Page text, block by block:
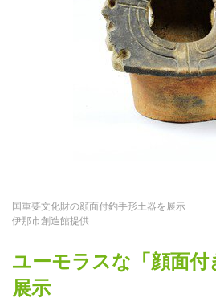
国重要文化財の顔面付釣手形土器を展示
伊那市創造館提供
ユーモラスな「顔面
展示